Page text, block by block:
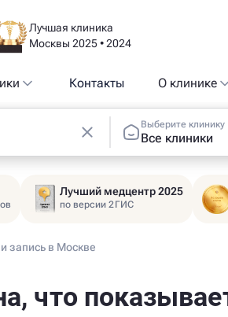
Лучшая клиника
Москвы 2025 • 2024
Контакты О клинике
Выберите клинику
Все клиники
Лучший медцентр 2025
по версии 2ГИС
запись в Москве
что